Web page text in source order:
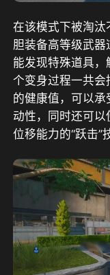
在该模式下被淘
胆装备高等级武
能发现特殊道具
个变身过程一共
的健康值，可以
动性，同时还可以
位移能力的“跃击”